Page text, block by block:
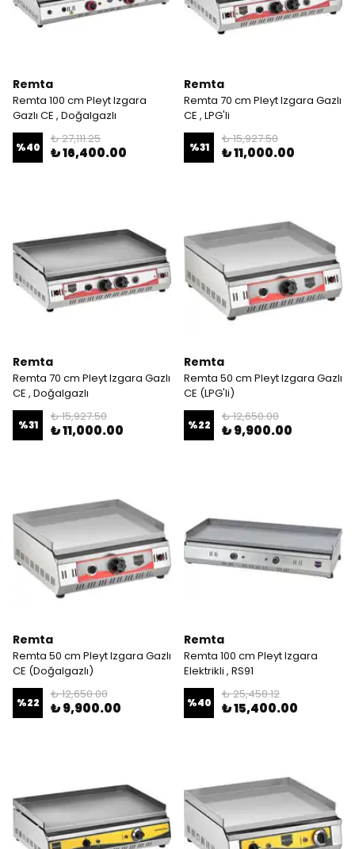
Remta
Remta 100 cm Pleyt Izgara
Gazlı CE , Doğalgazlı
%40
₺ 27,111.25
₺ 16,400.00
Remta
Remta 70 cm Pleyt Izgara Gazlı
CE , LPG'li
%31
₺ 15,927.50
₺ 11,000.00
Remta
Remta 70 cm Pleyt Izgara Gazlı
CE , Doğalgazlı
%31
₺ 15,927.50
₺ 11,000.00
Remta
Remta 50 cm Pleyt Izgara Gazlı
CE (LPG'li)
%22
₺ 12,650.00
₺ 9,900.00
Remta
Remta 50 cm Pleyt Izgara Gazlı
CE (Doğalgazlı)
%22
₺ 12,650.00
₺ 9,900.00
Remta
Remta 100 cm Pleyt Izgara
Elektrikli , RS91
%40
₺ 25,458.12
₺ 15,400.00